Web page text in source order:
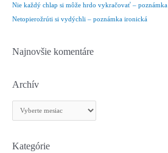
:
Nie každý chlap si môže hrdo vykračovať – poznámka
Netopierožrúti si vydýchli – poznámka ironická
Najnovšie komentáre
Archív
r
h
Kategórie